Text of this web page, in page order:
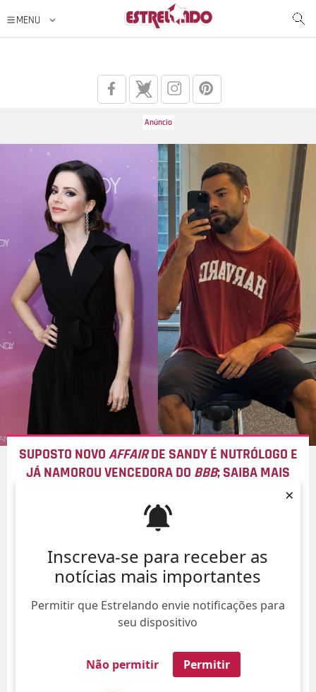
Inscreva-se para receber as
notícias mais importantes
Permitir que Estrelando envie notificações para
seu dispositivo
Não permitir Permitir
×
SUPOSTO NOVOAFFAIRDE SANDY É NUTRÓLOGO E
JÁ NAMOROU VENCEDORA DO BBB; SAIBA MAIS
06/Ago/